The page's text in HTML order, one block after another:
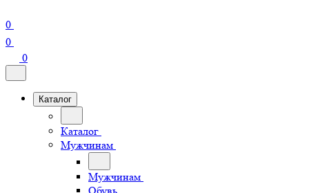
0
0
0
Каталог
Каталог
Мужчинам
Мужчинам